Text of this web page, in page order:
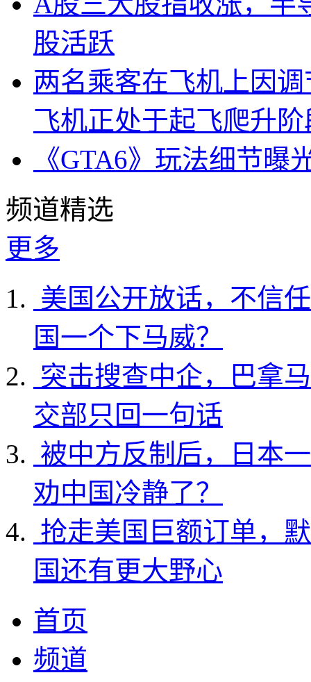
股活跃
两名乘客在飞机上因
飞机正处于起飞爬升阶
《GTA6》玩法细节
频道精选
更多
美国公开放话，不信
国一个下马威？
突击搜查中企，巴拿
交部只回一句话
被中方反制后，日本
劝中国冷静了？
抢走美国巨额订单，
国还有更大野心
首页
频道